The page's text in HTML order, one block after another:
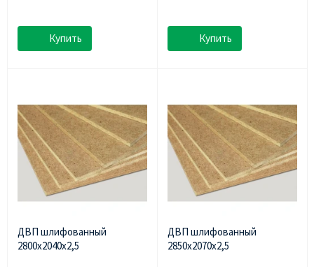
Купить Купить
ДВП шлифованный
2800х2040х2,5
ДВП шлифованный
2850х2070х2,5